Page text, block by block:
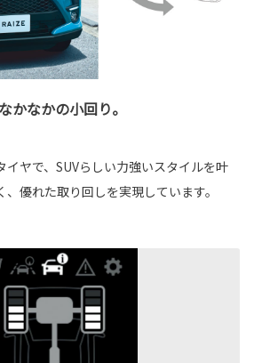
かなかの小回り。
イヤで、SUVらしい力強いスタイルを叶
優れた取り回しを実現しています。